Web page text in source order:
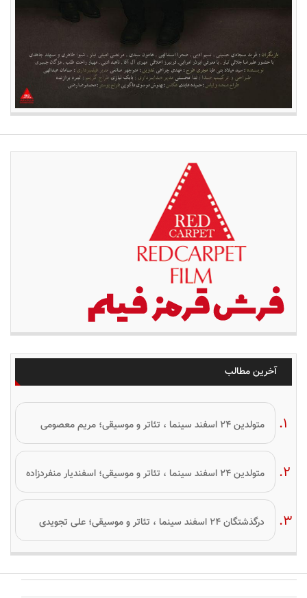
آخرین مطالب
متولدین ۲۴ اسفند سینما ، تئاتر و موسیقی؛ مریم معصومی
متولدین ۲۴ اسفند سینما ، تئاتر و موسیقی؛ اسفندیار منفردزاده
درگذشتگان ۲۴ اسفند سینما ، تئاتر و موسیقی؛ علی تجویدی